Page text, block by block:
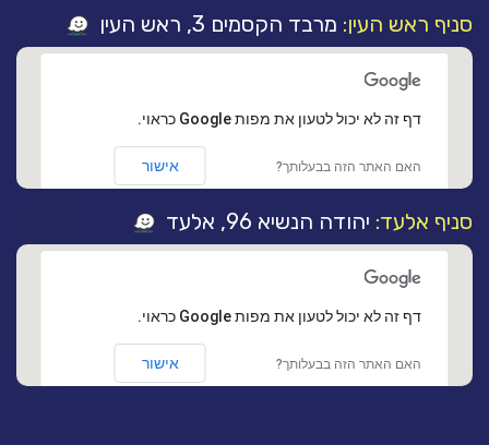
סניף ראש העין: מרבד הקסמים 3, ראש העין
‏דף זה לא יכול לטעון את מפות Google כראוי.
האם האתר הזה בבעלותך? אישור
סניף אלעד: יהודה הנשיא 96, אלעד
‏דף זה לא יכול לטעון את מפות Google כראוי.
האם האתר הזה בבעלותך? אישור